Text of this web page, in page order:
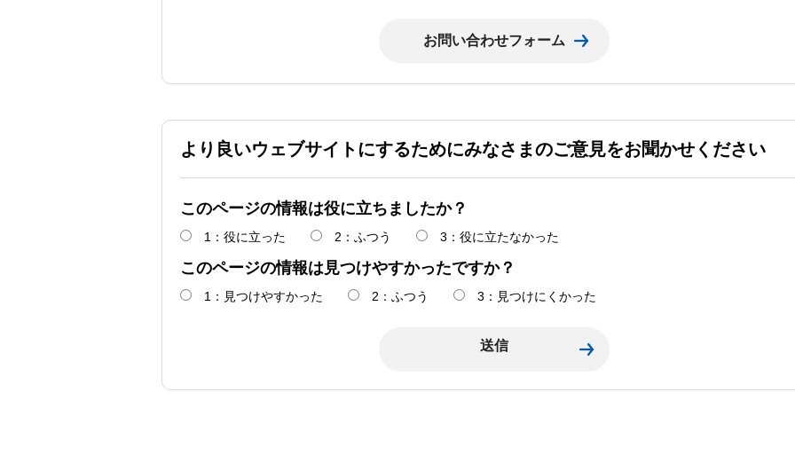
より良いウェブサイトにするためにみなさまのご意見をお聞かせください
このページの情報は役に立ちましたか？
1：役に立った 2：ふつう 3：役に立たなかった
このページの情報は見つけやすかったですか？
1：見つけやすかった 2：ふつう 3：見つけにくかった